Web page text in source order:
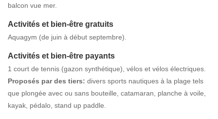
balcon vue mer.
Activités et bien-être gratuits
Aquagym (de juin à début septembre).
Activités et bien-être payants
1 court de tennis (gazon synthétique), vélos et vélos électriques.
Proposés par des tiers: divers sports nautiques à la plage tels
que plongée avec ou sans bouteille, catamaran, planche à voile,
kayak, pédalo, stand up paddle.